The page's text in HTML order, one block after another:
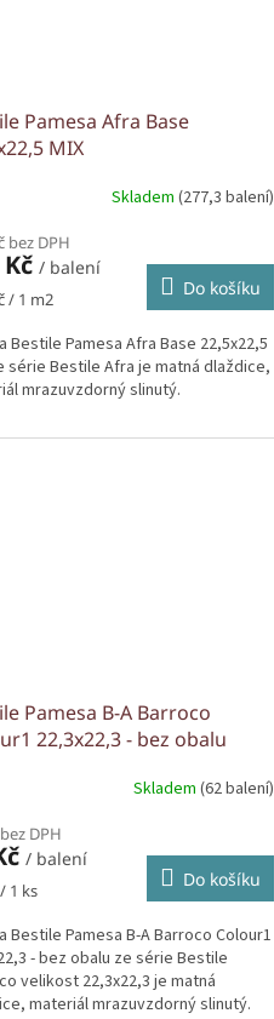
Pamesa Afra Base
MIX
Skladem (277,3 balení)
bez DPH
/ balení
/ 1 m2 Do košíku
Bestile Pamesa Afra Base 22,5x22,5
série Bestile Afra je matná dlaždice,
mrazuvzdorný slinutý.
Pamesa B-A Barroco
22,3x22,3 - bez obalu
Skladem (62 balení)
DPH
/ balení
1 ks Do košíku
Bestile Pamesa B-A Barroco Colour1
- bez obalu ze série Bestile
velikost 22,3x22,3 je matná
materiál mrazuvzdorný slinutý.